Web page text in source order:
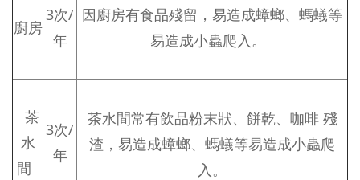
廚房
3次/
年
因廚房有食品殘留，易造成蟑螂、螞蟻等
易造成小蟲爬入。
茶
水
間
3次/
年
茶水間常有飲品粉末狀、餅乾、咖啡 殘
渣，易造成蟑螂、螞蟻等易造成小蟲爬
入。